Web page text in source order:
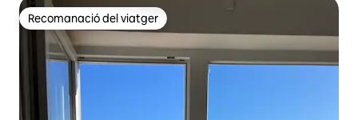
Recomanació del viatger
Recomanació del viatger